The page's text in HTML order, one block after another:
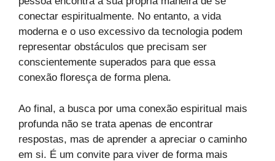
conectar espiritualmente. No entanto, a vida
moderna e o uso excessivo da tecnologia podem
representar obstáculos que precisam ser
conscientemente superados para que essa
conexão floresça de forma plena.
Ao final, a busca por uma conexão espiritual mais
profunda não se trata apenas de encontrar
respostas, mas de aprender a apreciar o caminho
em si. É um convite para viver de forma mais